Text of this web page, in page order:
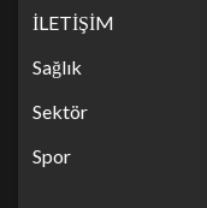
İLETİŞİM
Sağlık
Sektör
Spor